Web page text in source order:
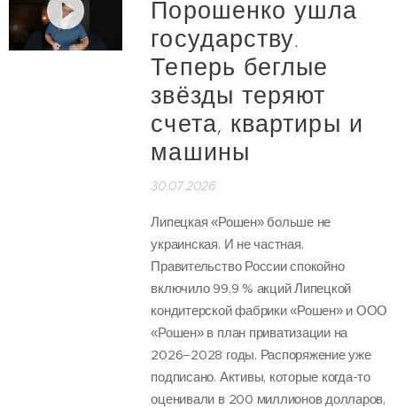
Порошенко ушла
государству.
Теперь беглые
звёзды теряют
счета, квартиры и
машины
30.07.2026
Липецкая «Рошен» больше не
украинская. И не частная.
Правительство России спокойно
включило 99,9 % акций Липецкой
кондитерской фабрики «Рошен» и ООО
«Рошен» в план приватизации на
2026–2028 годы. Распоряжение уже
подписано. Активы, которые когда-то
оценивали в 200 миллионов долларов,